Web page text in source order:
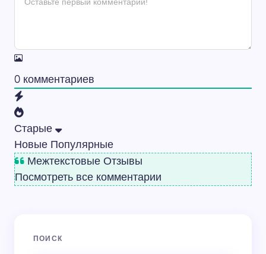
0комментариев
Старые
НовыеПопулярные
Межтекстовые Отзывы
Посмотреть все комментарии
ПОИСК